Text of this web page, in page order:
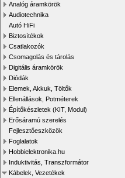
Analóg áramkörök
Audiotechnika
Autó HiFi
Biztosítékok
Csatlakozók
Csomagolás és tárolás
Digitális áramkörök
Diódák
Elemek, Akkuk, Töltők
Ellenállások, Potméterek
Építőkészletek (KIT, Modul)
Erősáramú szerelés
Fejlesztőeszközök
Foglalatok
Hobbielektronika.hu
Induktivitás, Transzformátor
Kábelek, Vezetékek